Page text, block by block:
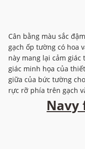
Cân bằng màu sắc
gạch ốp tường có hoa
này mang lại cảm giác
giác minh họa của
giữa của bức tường
rực rỡ phía trên gạch
Navy